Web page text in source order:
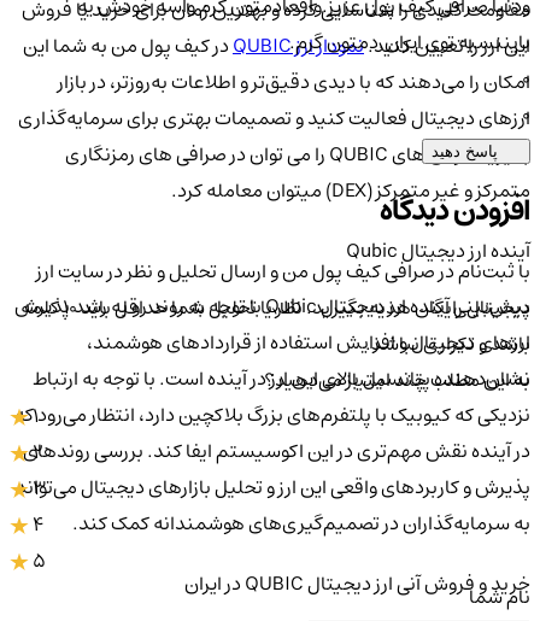
مقاومت کلیدی را شناسایی کرده و بهترین زمان برای خرید یا فروش
این ارز را تعیین کنید.نمودار ارز QUBIC
در کیف پول من به شما این
امکان را می‌دهند که با دیدی دقیق‌تر و اطلاعات به‌روزتر، در بازار
ارزهای دیجیتال فعالیت کنید و تصمیمات بهتری برای سرمایه‌گذاری
بگیرید. توکن های QUBIC را می توان در صرافی های رمزنگاری
متمرکز و غیر متمرکز (DEX) میتوان معامله کرد.
آینده ارز دیجیتال Qubic
پیش‌بینی آینده ارز دیجیتال Qubic با توجه به روند رو به رشد پذیرش
ارزهای دیجیتال و افزایش استفاده از قراردادهای هوشمند،
نشان‌دهنده پتانسیل بالای این ارز در آینده است. با توجه به ارتباط
نزدیکی که کیوبیک با پلتفرم‌های بزرگ بلاکچین دارد، انتظار می‌رود که
در آینده نقش مهم‌تری در این اکوسیستم ایفا کند. بررسی روندهای
پذیرش و کاربردهای واقعی این ارز و تحلیل بازارهای دیجیتال می‌تواند
به سرمایه‌گذاران در تصمیم‌گیری‌های هوشمندانه کمک کند.
خرید و فروش آنی ارز دیجیتال QUBIC در ایران
بایننسیه توی ایران.دمتون گرم.
پاسخ دهید
افزودن دیدگاه
با ثبت‌نام در صرافی کیف پول من و ارسال تحلیل و نظر در سایت ارز
دیجیتال رایگان هدیه بگیرید. نظر یا تحلیل شما حداقل باید ۱۰ کلمه
باشد و تکراری نباشد.
به این مطلب چند امتیاز می‌دهید؟
1
2
3
4
5
نام شما